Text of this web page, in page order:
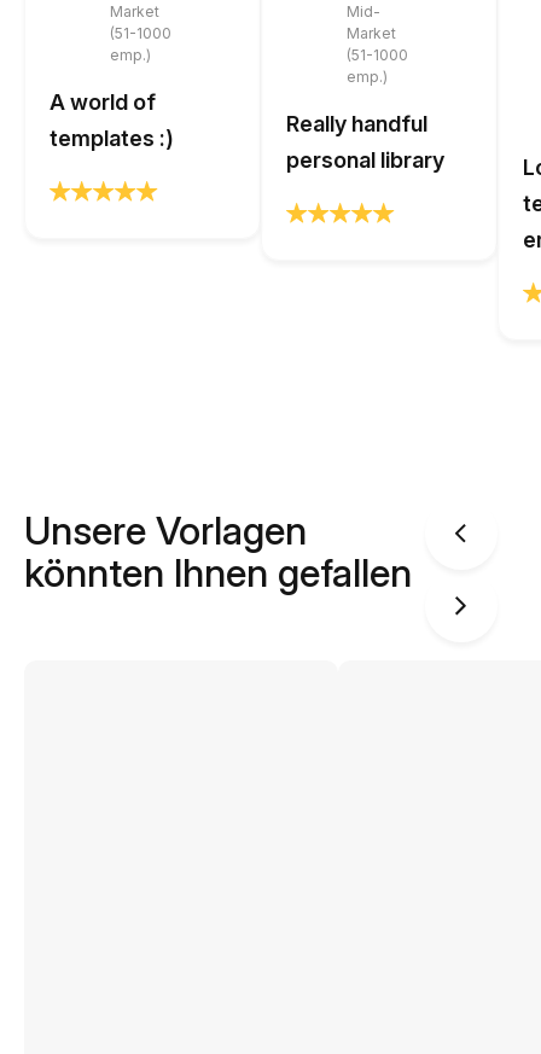
Market
(51-1000
emp.)
A world of
templates :)
Mid-
Market
(51-1000
emp.)
Really handful
personal library
Unsere Vorlagen
könnten Ihnen gefallen